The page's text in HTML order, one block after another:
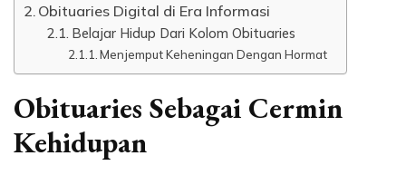
Obituaries Digital di Era Informasi
Belajar Hidup Dari Kolom Obituaries
Menjemput Keheningan Dengan Hormat
Obituaries Sebagai Cermin
Kehidupan